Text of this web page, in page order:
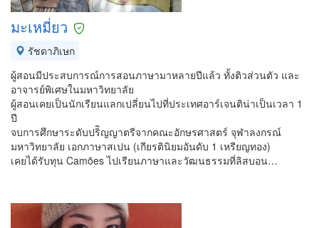
มะเหมี่ยว
รัชดาภิเษก
ผู้สอนมีประสบการณ์การสอนภาษามาหลายปีแล้ว ทั้งติวส่วนตัว และ
อาจารย์พิเศษในมหาวิทยาลัย
ผู้สอนเคยเป็นนักเรียนแลกเปลี่ยนไปที่ประเทศอาร์เจนติน่าเป็นเวลา 1
ปี
จบการศึกษาระดับปริิญญาตรีจากคณะอักษรศาสตร์ จุฬาลงกรณ์
มหาวิทยาลัย เอกภาษาสเปน (เกียรตินิยมอันดับ 1 เหรียญทอง)
เคยได้รับทุน Camões ไปเรียนภาษาและวัฒนธรรมที่ลิสบอน…